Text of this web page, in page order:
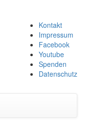
Kontakt
Impressum
Facebook
Youtube
Spenden
Datenschutz